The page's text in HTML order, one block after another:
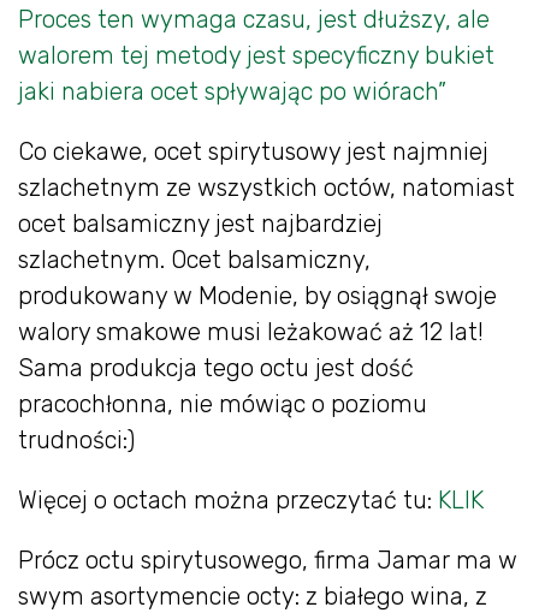
Proces ten wymaga czasu, jest dłuższy, ale
walorem tej metody jest specyficzny bukiet
jaki nabiera ocet spływając po wiórach”
Co ciekawe, ocet spirytusowy jest najmniej
szlachetnym ze wszystkich octów, natomiast
ocet balsamiczny jest najbardziej
szlachetnym. Ocet balsamiczny,
produkowany w Modenie, by osiągnął swoje
walory smakowe musi leżakować aż 12 lat!
Sama produkcja tego octu jest dość
pracochłonna, nie mówiąc o poziomu
trudności:)
Więcej o octach można przeczytać tu: KLIK
Prócz octu spirytusowego, firma Jamar ma w
swym asortymencie octy: z białego wina, z